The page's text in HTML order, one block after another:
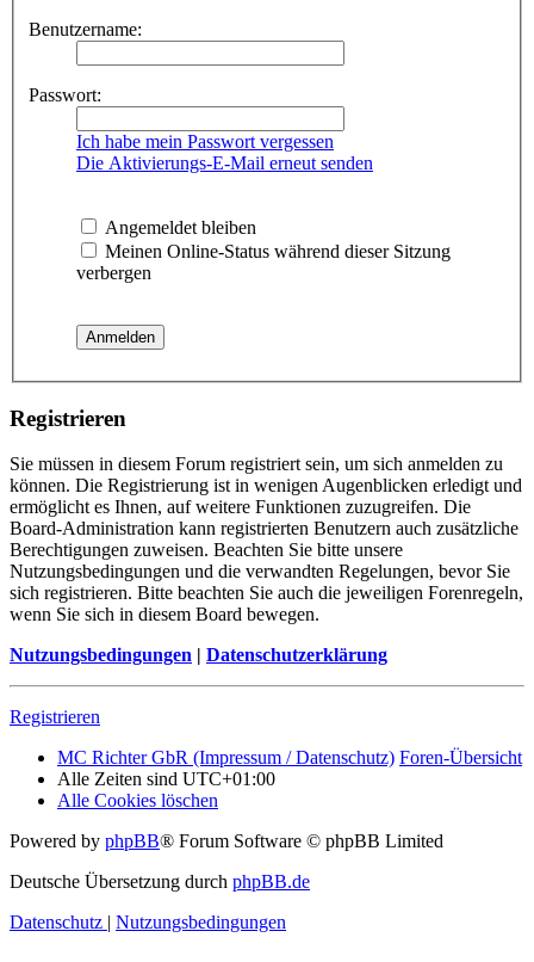
Benutzername:
Passwort:
Ich habe mein Passwort vergessen
Die Aktivierungs-E-Mail erneut senden
Angemeldet bleiben
Meinen Online-Status während dieser Sitzung
verbergen
Registrieren
Sie müssen in diesem Forum registriert sein, um sich anmelden zu
können. Die Registrierung ist in wenigen Augenblicken erledigt und
ermöglicht es Ihnen, auf weitere Funktionen zuzugreifen. Die
Board-Administration kann registrierten Benutzern auch zusätzliche
Berechtigungen zuweisen. Beachten Sie bitte unsere
Nutzungsbedingungen und die verwandten Regelungen, bevor Sie
sich registrieren. Bitte beachten Sie auch die jeweiligen Forenregeln,
wenn Sie sich in diesem Board bewegen.
Nutzungsbedingungen | Datenschutzerklärung
Registrieren
MC Richter GbR (Impressum / Datenschutz) Foren-Übersicht
Alle Zeiten sind UTC+01:00
Alle Cookies löschen
Powered by phpBB® Forum Software © phpBB Limited
Deutsche Übersetzung durch phpBB.de
Datenschutz | Nutzungsbedingungen